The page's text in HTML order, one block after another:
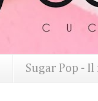
Sugar Pop -